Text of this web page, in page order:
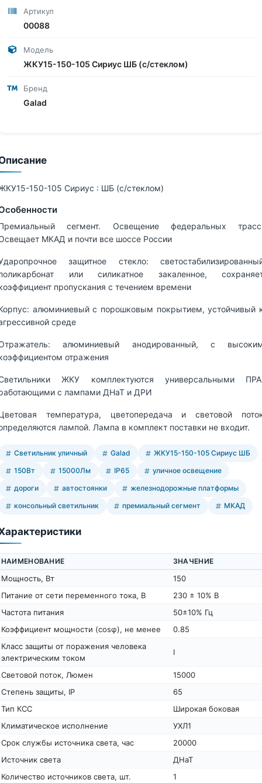
Артикул
00088
Модель
ЖКУ15-150-105 Сириус ШБ (с/стеклом)
Бренд
Galad
150-105 Сириус : ШБ (с/стеклом)
сегмент. Освещение федеральных
МКАД и почти все шоссе России
защитное стекло:
или силикатное закаленное,
пропускания с течением времени
алюминиевый с порошковым покрытием, устойчивый
среде
алюминиевый анодированный, с
отражения
ЖКУ комплектуются универсальными
с лампами ДНаТ и ДРИ
температура, цветопередача и световой
лампой. Лампа в комплект поставки не входит.
Светильник уличный Galad
ЖКУ15-150-105 Сириус ШБ
150Вт
15000Лм IP65
уличное освещение
дороги
автостоянки
железнодорожные платформы
консольный светильник
премиальный сегмент МКАД
НАИМЕНОВАНИЕ ЗНАЧЕНИЕ
Мощность, Вт
150
Питание от сети переменного тока, В
230 ± 10% В
Частота питания
50±10% Гц
Коэффициент мощности (cosφ), не менее
0.85
Класс защиты от поражения человека
электрическим током
I
Световой поток, Люмен
15000
Степень защиты, IP
65
Тип КСС
Широкая боковая
Климатическое исполнение
УХЛ1
Срок службы источника света, час
20000
Источник света
ДНаТ
Количество источников света, шт.
1